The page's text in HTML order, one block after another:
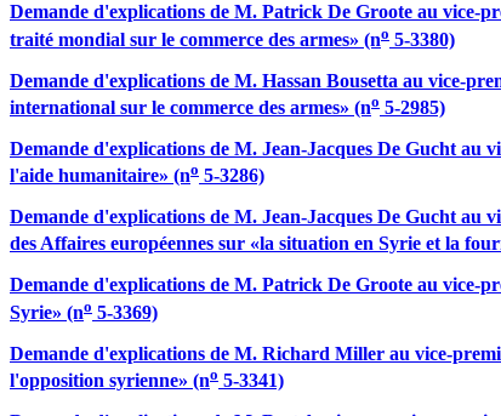
Demande d'explications de M. Patrick De Groote au vice-
traité mondial sur le commerce des armes» (no 5-3380)
Demande d'explications de M. Hassan Bousetta au vice-
international sur le commerce des armes» (no 5-2985)
Demande d'explications de M. Jean-Jacques De Gucht au
l'aide humanitaire» (no 5-3286)
Demande d'explications de M. Jean-Jacques De Gucht au
des Affaires européennes sur «la situation en Syrie et la
Demande d'explications de M. Patrick De Groote au vice-
Syrie» (no 5-3369)
Demande d'explications de M. Richard Miller au vice-
l'opposition syrienne» (no 5-3341)